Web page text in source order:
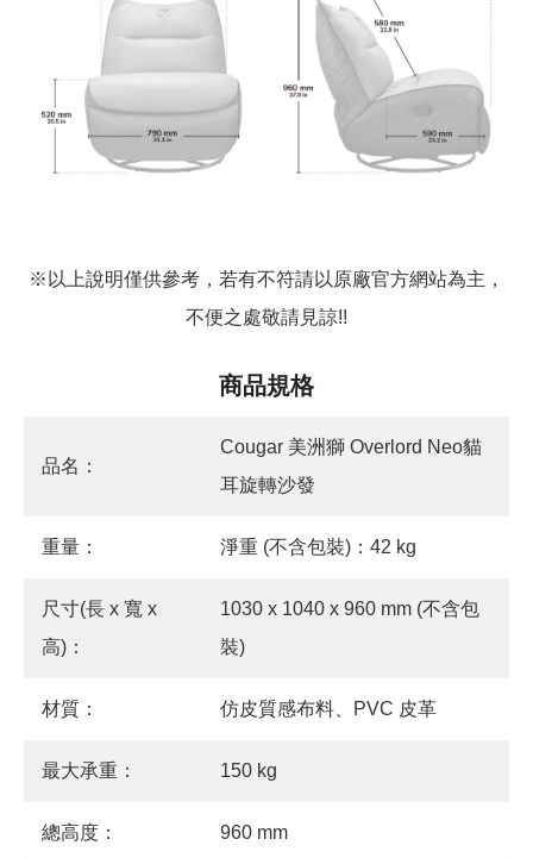
※以上說明僅供參考，若有不符請以原廠官方網站為主，
不便之處敬請見諒!!
商品規格
品名：
Cougar 美洲獅 Overlord Neo貓
耳旋轉沙發
重量： 淨重 (不含包裝)：42 kg
尺寸(長 x 寬 x
高)：
1030 x 1040 x 960 mm (不含包
裝)
材質： 仿皮質感布料、PVC 皮革
最大承重： 150 kg
總高度： 960 mm